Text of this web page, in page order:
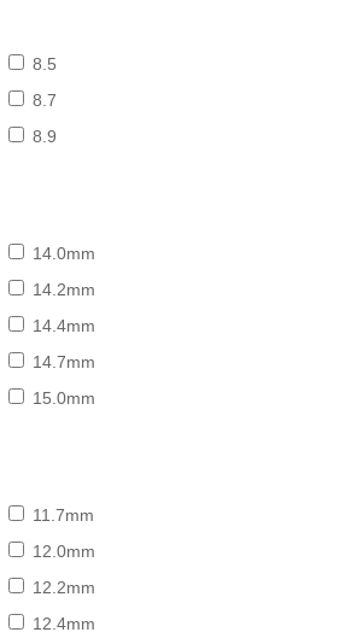
8.5
8.7
8.9
14.0mm
14.2mm
14.4mm
14.7mm
15.0mm
11.7mm
12.0mm
12.2mm
12.4mm